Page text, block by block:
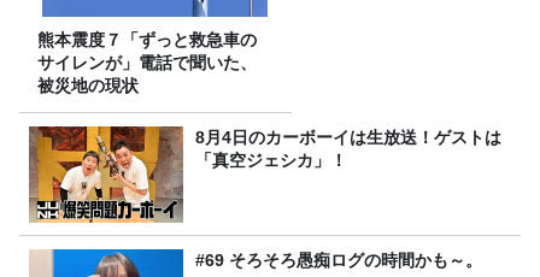
熊本震度７「ずっと救急車の
サイレンが」電話で聞いた、
被災地の現状
8月4日のカーボーイは生放送！ゲストは
「真空ジェシカ」！
#69 そろそろ愚痴ログの時間かも～。